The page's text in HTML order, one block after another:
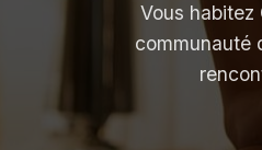
Vous
communauté